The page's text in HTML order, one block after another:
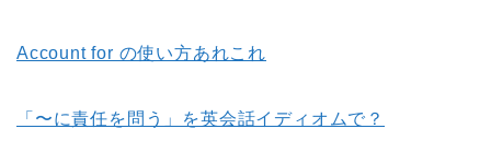
Account for の使い方あれこれ
「〜に責任を問う」を英会話イディオムで？